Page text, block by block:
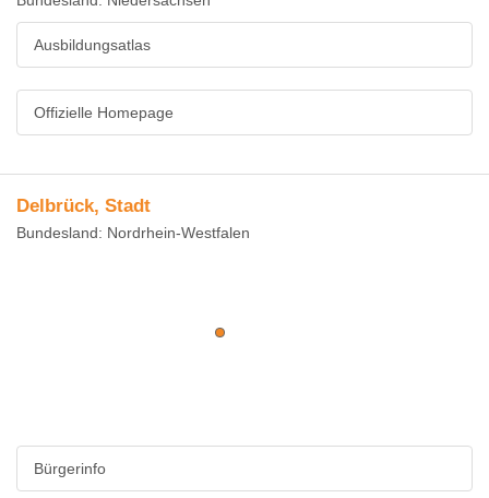
Ausbildungsatlas
Offizielle Homepage
Delbrück, Stadt
Bundesland: Nordrhein-Westfalen
Bürgerinfo